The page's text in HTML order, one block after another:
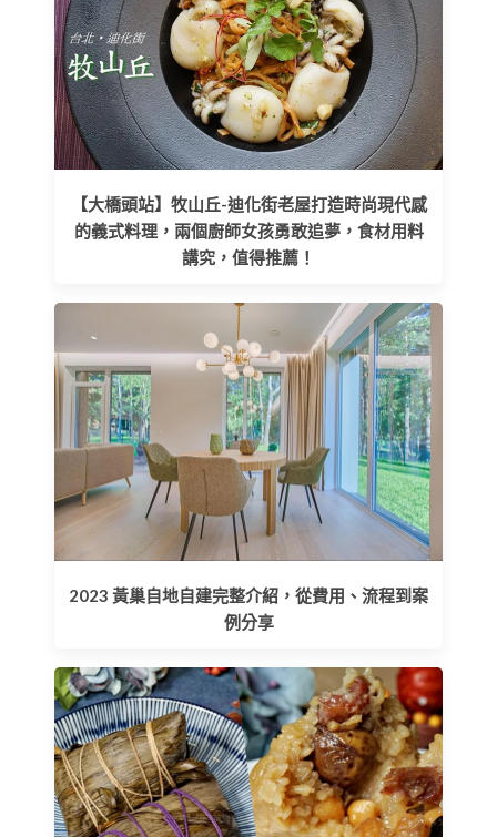
【大橋頭站】牧山丘-迪化街老屋打造時尚現代感
的義式料理，兩個廚師女孩勇敢追夢，食材用料
講究，值得推薦！
2023 黃巢自地自建完整介紹，從費用、流程到案
例分享